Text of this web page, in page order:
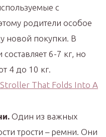
с
родители особое
новой покупки. В
6-7 кг, но
4 до 10 кг.
Один из важных
трости – ремни. Они